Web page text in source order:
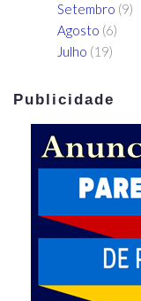
Setembro (9)
Agosto (6)
Julho (19)
Publicidade